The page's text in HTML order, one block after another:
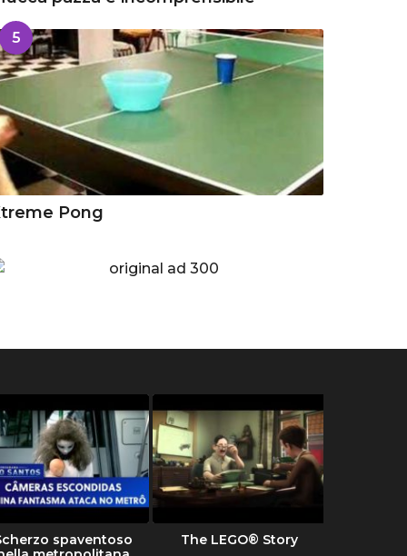
5
Pong
spaventoso
The LEGO® Story